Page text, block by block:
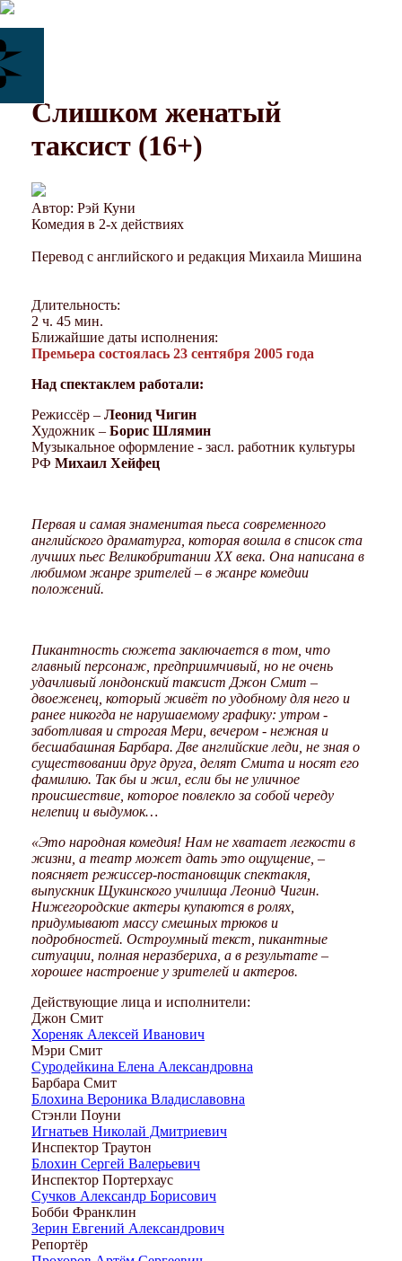
Слишком женатый
таксист (16+)
Автор: Рэй Куни
Комедия в 2-х действиях
Перевод с английского и редакция Михаила Мишина
Длительность:
2 ч. 45 мин.
Ближайшие даты исполнения:
Премьера состоялась 23 сентября 2005 года
Над спектаклем работали:
Режиссёр – Леонид Чигин
Художник – Борис Шлямин
Музыкальное оформление - засл. работник культуры
РФ Михаил Хейфец
Первая и самая знаменитая пьеса современного
английского драматурга, которая вошла в список ста
лучших пьес Великобритании ХХ века. Она написана в
любимом жанре зрителей – в жанре комедии
положений.
Пикантность сюжета заключается в том, что
главный персонаж, предприимчивый, но не очень
удачливый лондонский таксист Джон Смит –
двоеженец, который живёт по удобному для него и
ранее никогда не нарушаемому графику: утром -
заботливая и строгая Мери, вечером - нежная и
бесшабашная Барбара. Две английские леди, не зная о
существовании друг друга, делят Смита и носят его
фамилию. Так бы и жил, если бы не уличное
происшествие, которое повлекло за собой череду
нелепиц и выдумок…
«Это народная комедия! Нам не хватает легкости в
жизни, а театр может дать это ощущение, –
поясняет режиссер-постановщик спектакля,
выпускник Щукинского училища Леонид Чигин.
Нижегородские актеры купаются в ролях,
придумывают массу смешных трюков и
подробностей. Остроумный текст, пикантные
ситуации, полная неразбериха, а в результате –
хорошее настроение у зрителей и актеров.
Действующие лица и исполнители:
Джон Смит
Хореняк Алексей Иванович
Мэри Смит
Суродейкина Елена Александровна
Барбара Смит
Блохина Вероника Владиславовна
Стэнли Поуни
Игнатьев Николай Дмитриевич
Инспектор Траутон
Блохин Сергей Валерьевич
Инспектор Портерхаус
Сучков Александр Борисович
Бобби Франклин
Зерин Евгений Александрович
Репортёр